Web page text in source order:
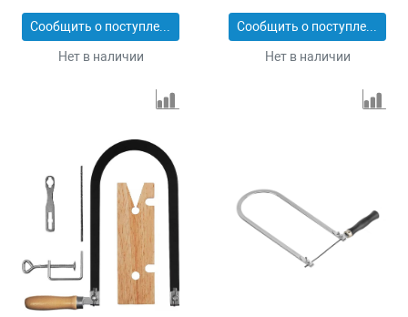
Сообщить о поступлении
Нет в наличии
Сообщить о поступлении
Нет в наличии